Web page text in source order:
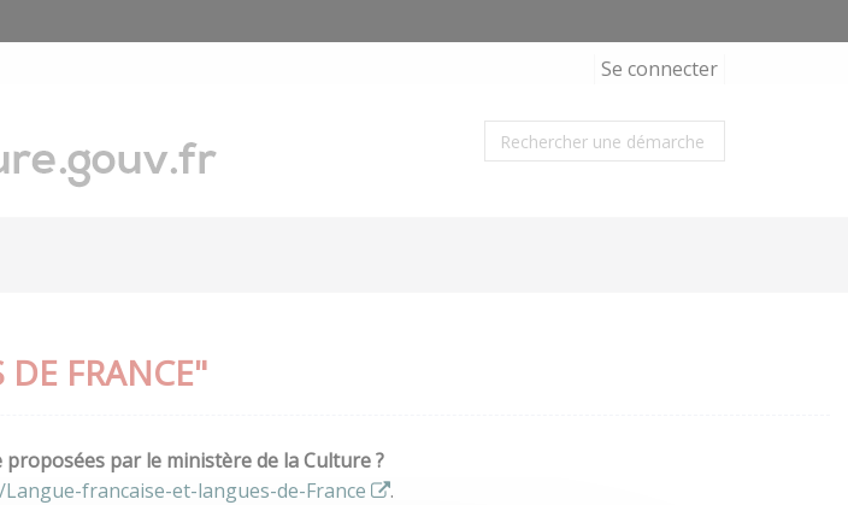
Se connecter
FRANCE"
par le ministère de la Culture ?
francaise-et-langues-de-France .